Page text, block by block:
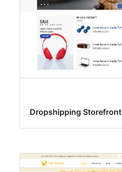
Dropshipping Storefront